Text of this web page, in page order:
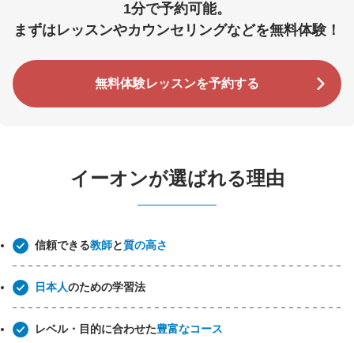
1分で予約可能。
まずはレッスンやカウンセリングなどを無料体験！
無料体験レッスンを予約する
イーオンが選ばれる理由
信頼できる教師と質の高さ
日本人のための学習法
レベル・目的に合わせた豊富なコース